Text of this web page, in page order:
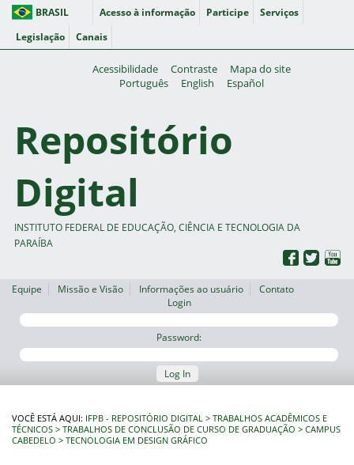
BRASIL Acesso à informação Participe
Serviços
Legislação
Canais
Acessibilidade Contraste
Mapa do site
Português
English Español
Repositório
Digital
INSTITUTO FEDERAL DE EDUCAÇÃO, CIÊNCIA E TECNOLOGIA DA
PARAÍBA
Equipe Missão e Visão Informações ao usuário
Contato
Login
Password:
Log In
VOCÊ ESTÁ AQUI: IFPB - REPOSITÓRIO DIGITAL
TRABALHOS ACADÊMICOS E
TÉCNICOS
TRABALHOS DE CONCLUSÃO DE CURSO DE GRADUAÇÃO
CAMPUS
CABEDELO
TECNOLOGIA EM DESIGN GRÁFICO